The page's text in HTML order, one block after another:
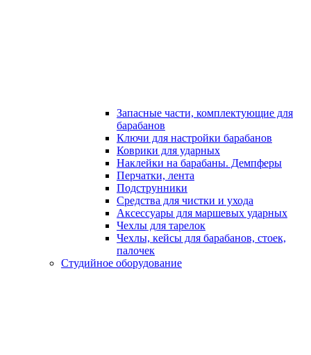
Запасные части, комплектующие для
барабанов
Ключи для настройки барабанов
Коврики для ударных
Наклейки на барабаны. Демпферы
Перчатки, лента
Подструнники
Средства для чистки и ухода
Аксессуары для маршевых ударных
Чехлы для тарелок
Чехлы, кейсы для барабанов, стоек,
палочек
Студийное оборудование